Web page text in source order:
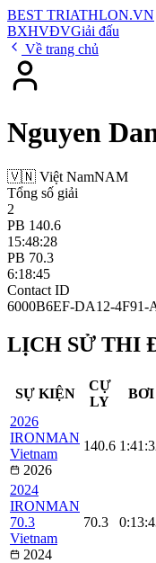
BEST TRIATHLON.VN
BXHVĐVGiải đấu
Về trang chủ
Nguyen
🇻🇳 Việt NamNAM
Tổng số giải
2
PB 140.6
15:48:28
PB 70.3
6:18:45
Contact ID
6000B6EF-DA12-4F91-
LỊCH SỬ THI
SỰ KIỆN
CỰ
LY
BƠI
2026
IRONMAN
Vietnam
2026
140.6
2024
IRONMAN
70.3
Vietnam
2024
70.3